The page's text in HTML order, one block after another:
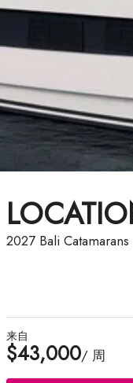
2027 Bali Catamarans
来自
$43,000/ 周